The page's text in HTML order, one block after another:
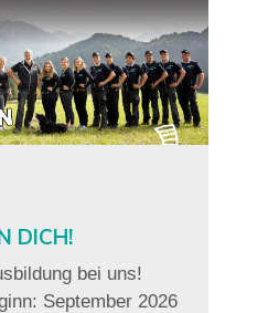
DICH!
bei uns!
September 2026